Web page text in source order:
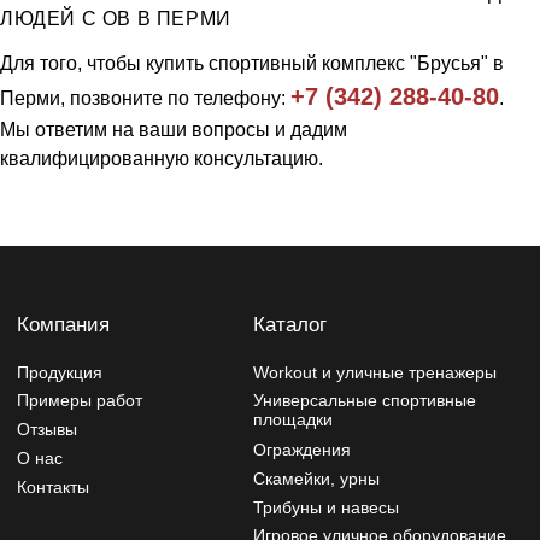
ЛЮДЕЙ С ОВ В ПЕРМИ
Для того, чтобы купить спортивный комплекс "Брусья" в
Перми, позвоните по телефону: +7 (342) 288-40-80.
Мы ответим на ваши вопросы и дадим
квалифицированную консультацию.
Продвижение сайта - "WebSites"